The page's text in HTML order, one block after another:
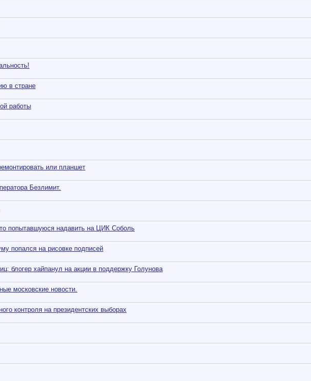
в стране
работы
или планшет
Безлимит.
попытавшуюся надавить на ЦИК Соболь
попался на рисовке подписей
блогер хайпанул на акции в поддержку Голунова
московские новости.
контроля на президентских выборах